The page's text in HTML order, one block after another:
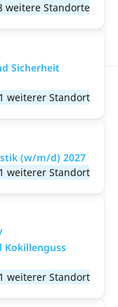
weitere Standorte
Sicherheit
weiterer Standort
(w/m/d) 2027
weiterer Standort
Kokillenguss
weiterer Standort